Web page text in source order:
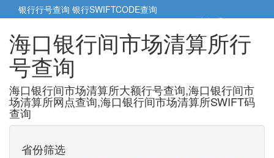
银行行号查询 银行SWIFTCODE查询
5cm小帮手5cm.cn
海口银行间市场清算所行
号查询
海口银行间市场清算所大额行号查询,海口银行间市
场清算所网点查询,海口银行间市场清算所SWIFT码
查询
省份筛选